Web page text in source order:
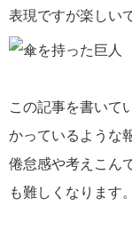
表現ですが楽しい
この記事を書いて
かっているような
倦怠感や考えこん
も難しくなります。